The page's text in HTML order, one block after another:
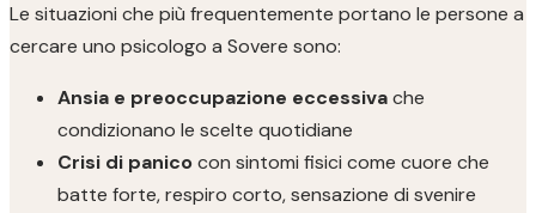
Le situazioni che più frequentemente portano le persone a
cercare uno psicologo a Sovere sono:
Ansia e preoccupazione eccessivache
condizionano le scelte quotidiane
Crisi di panicocon sintomi fisici come cuore che
batte forte, respiro corto, sensazione di svenire